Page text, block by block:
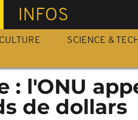
INFOS
CULTURE SCIENCE &
: l'ONU
de dollars